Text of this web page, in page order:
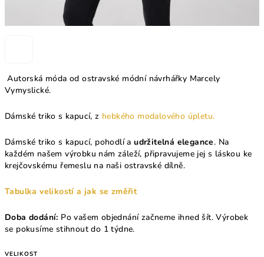
Autorská móda od ostravské módní návrhářky Marcely
Vymyslické.
Dámské triko s kapucí, z hebkého modalového úpletu.
Dámské triko s kapucí, pohodlí a udržitelná elegance. Na
každém našem výrobku nám záleží, připravujeme jej s láskou ke
krejčovskému řemeslu na naši ostravské dílně.
Tabulka velikostí a jak se změřit
Doba dodání: Po vašem objednání začneme ihned šít. Výrobek
se pokusíme stihnout do 1 týdne.
VELIKOST